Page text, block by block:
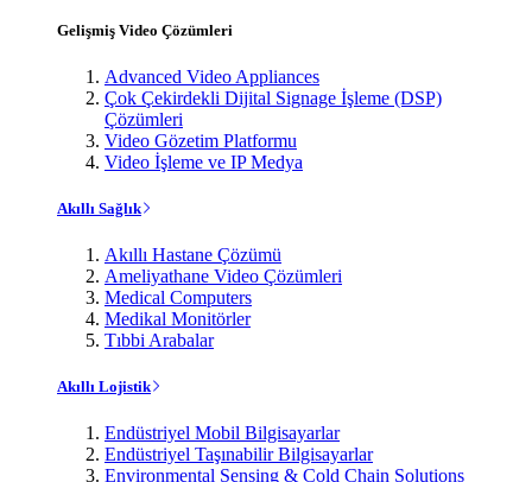
Gelişmiş Video Çözümleri
Advanced Video Appliances
Çok Çekirdekli Dijital Signage İşleme (DSP)
Çözümleri
Video Gözetim Platformu
Video İşleme ve IP Medya
Akıllı Sağlık
Akıllı Hastane Çözümü
Ameliyathane Video Çözümleri
Medical Computers
Medikal Monitörler
Tıbbi Arabalar
Akıllı Lojistik
Endüstriyel Mobil Bilgisayarlar
Endüstriyel Taşınabilir Bilgisayarlar
Environmental Sensing & Cold Chain Solutions